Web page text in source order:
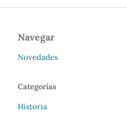
Navegar
Novedades
Categorías
Historia